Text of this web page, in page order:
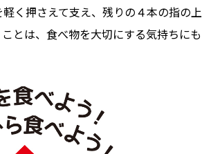
く押さえて支え、残りの４本の指の上
とは、食べ物を大切にする気持ちにも